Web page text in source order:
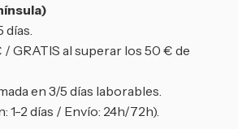
días.
/ GRATIS al superar los 50 € de
en 3/5 días laborables.
1-2 días / Envío: 24h/72h).